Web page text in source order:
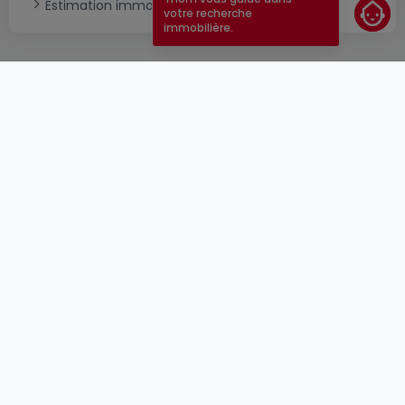
Estimation immobilièrevotre recherche
immobilière.